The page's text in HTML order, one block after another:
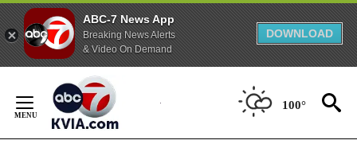
ABC-7 News App
Breaking News Alerts
& Video On Demand
DOWNLOAD
Content
100°